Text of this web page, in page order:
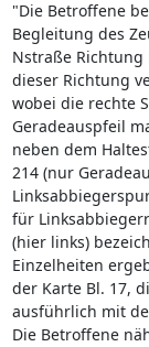
"Die Betroffene
Begleitung des
Nstraße
dieser Richtung
wobei die rechte
Geradeauspfeil
neben dem
214 (nur
für
(hier links)
Einzelheiten
der Karte Bl. 17,
ausführlich mit
Die Betroffene